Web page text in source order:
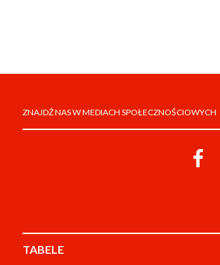
ZNAJDŹ NAS W MEDIACH SPOŁECZNOŚCIOWYCH
TABELE